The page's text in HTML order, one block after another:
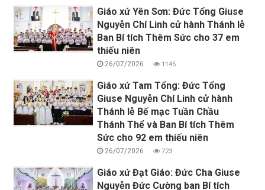
Giáo xứ Yên Sơn: Đức Tổng Giuse
Nguyễn Chí Linh cử hành Thánh lễ
Ban Bí tích Thêm Sức cho 37 em
thiếu niên
26/07/2026 1145
Giáo xứ Tam Tổng: Đức Tổng
Giuse Nguyễn Chí Linh cử hành
Thánh lễ Bế mạc Tuần Chầu
Thánh Thể và Ban Bí tích Thêm
Sức cho 92 em thiếu niên
26/07/2026 723
Giáo xứ Đạt Giáo: Đức Cha Giuse
Nguyễn Đức Cường ban Bí tích